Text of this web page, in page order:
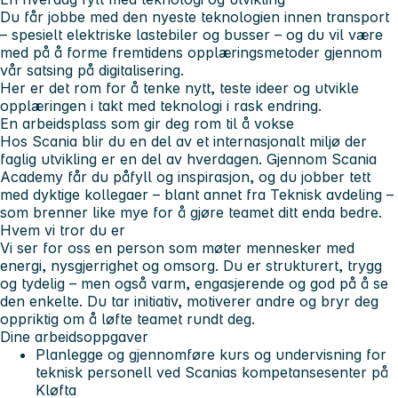
Du får jobbe med den nyeste teknologien innen transport
– spesielt elektriske lastebiler og busser – og du vil være
med på å forme fremtidens opplæringsmetoder gjennom
vår satsing på digitalisering.
Her er det rom for å tenke nytt, teste ideer og utvikle
opplæringen i takt med teknologi i rask endring.
En arbeidsplass som gir deg rom til å vokse
Hos Scania blir du en del av et internasjonalt miljø der
faglig utvikling er en del av hverdagen. Gjennom Scania
Academy får du påfyll og inspirasjon, og du jobber tett
med dyktige kollegaer – blant annet fra Teknisk avdeling –
som brenner like mye for å gjøre teamet ditt enda bedre.
Hvem vi tror du er
Vi ser for oss en person som møter mennesker med
energi, nysgjerrighet og omsorg. Du er strukturert, trygg
og tydelig – men også varm, engasjerende og god på å se
den enkelte. Du tar initiativ, motiverer andre og bryr deg
oppriktig om å løfte teamet rundt deg.
Dine arbeidsoppgaver
Planlegge og gjennomføre kurs og undervisning for
teknisk personell ved Scanias kompetansesenter på
Kløfta